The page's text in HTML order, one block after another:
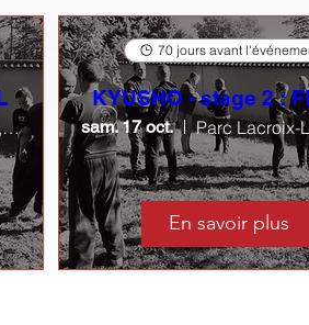
Parc Lacroix-Laval, Grange à Musique
70 jours avant
KYUSHO - stage 2 :
sam. 17 oct.
En savoir plus